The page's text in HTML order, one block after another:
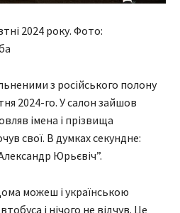
2024 року. Фото:
з російського полону
2024-го. У салон зайшов
імена і прізвища
свої. В думках секундне:
Юрьєвіч”.
можеш і українською
і нічого не відчув. Це